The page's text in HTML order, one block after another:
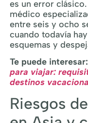
es un error
médico
entre seis y ocho
cuando todavía
esquemas y
Te puede interesar:
para viajar:
destinos
Riesgos